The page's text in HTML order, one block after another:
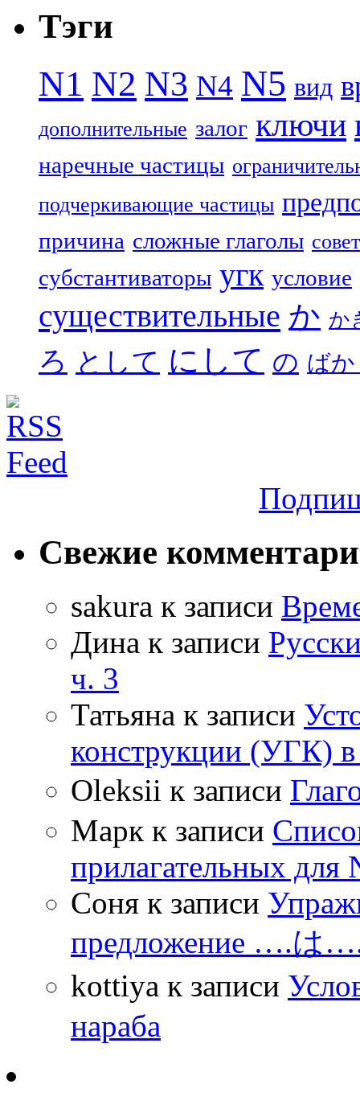
Тэги
N1 N2 N3 N4 N5 вид
дополнительные залог ключи
наречные частицы
подчеркивающие частицы
причина сложные глаголы совет
субстантиваторы угк условие
существительные か か
ろ として にして の ば
Свежие
sakura к записи
Дина к записи
ч. 3
Татьяна к записи
конструкции (УГК) в
Oleksii к записи
Марк к записи
прилагательных для
Соня к записи
предложение ….は
kottiya к записи
нараба